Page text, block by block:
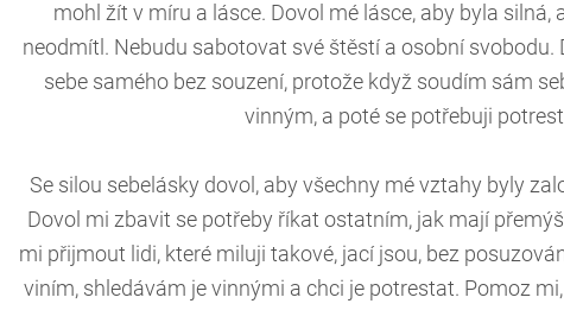
mohl žít v míru a lásce. Dovol mé lásce, aby byla silná,
neodmítl. Nebudu sabotovat své štěstí a osobní
sebe samého bez souzení, protože když soudím sám
vinným, a poté se potřebuji
Se silou sebelásky dovol, aby všechny mé vztahy byly
Dovol mi zbavit se potřeby říkat ostatním, jak mají
mi přijmout lidi, které miluji takové, jací jsou, bez
viním, shledávám je vinnými a chci je potrestat. Pomoz